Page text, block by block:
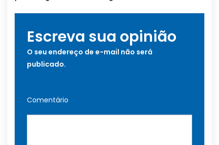
Escreva sua opinião
O seu endereço de e-mail não será
publicado.
Comentário